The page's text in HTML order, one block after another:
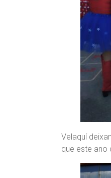
Velaquí
que este ano